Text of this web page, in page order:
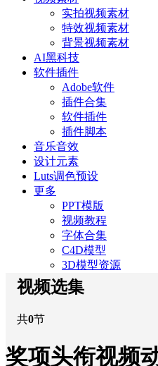
实拍视频素材
特效视频素材
背景视频素材
AI黑科技
软件插件
Adobe软件
插件合集
软件插件
插件脚本
音乐音效
设计元素
Luts调色预设
更多
PPT模版
视频教程
字体合集
C4D模型
3D模型资源
视频选集
共0节
奖项头衔视频